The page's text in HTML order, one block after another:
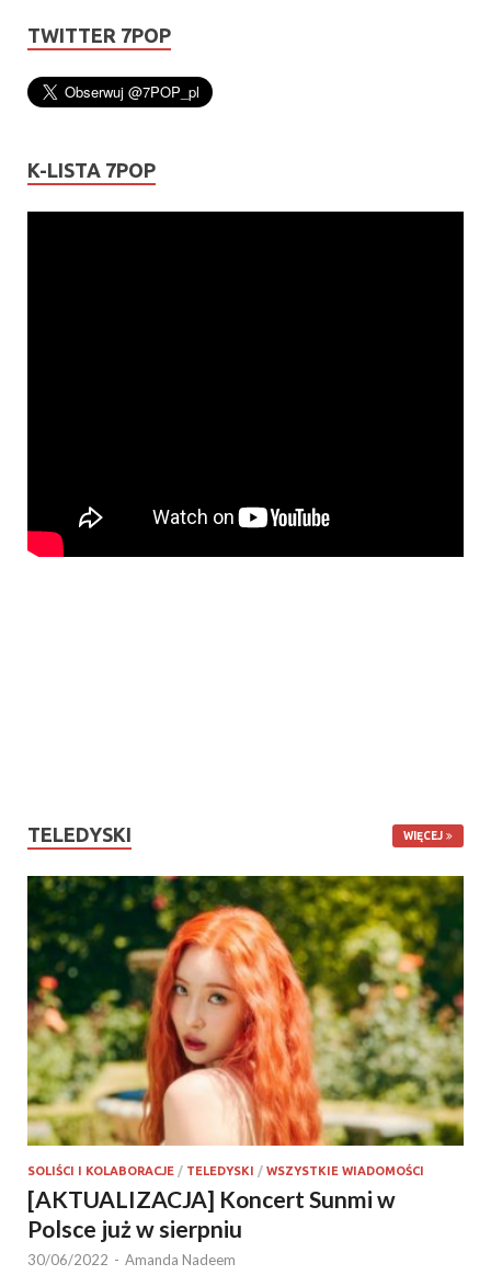
TWITTER 7POP
K-LISTA 7POP
TELEDYSKI WIĘCEJ
SOLIŚCI I KOLABORACJE / TELEDYSKI / WSZYSTKIE WIADOMOŚCI
[AKTUALIZACJA] Koncert Sunmi w
Polsce już w sierpniu
30/06/2022 - Amanda Nadeem